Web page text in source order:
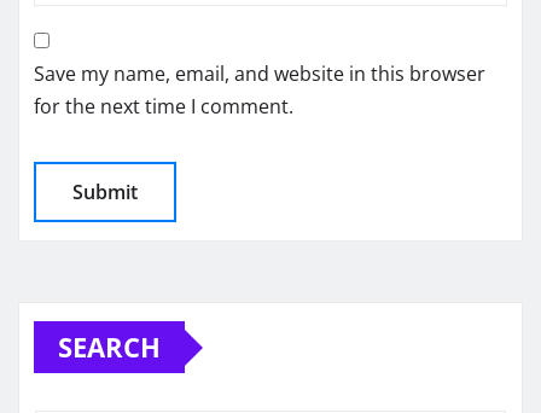
Save my name, email, and website in this browser
for the next time I comment.
SEARCH